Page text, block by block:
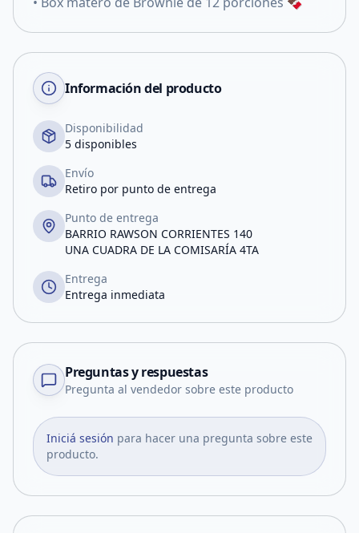
Información del producto
Disponibilidad
5 disponibles
Envío
Retiro por punto de entrega
Punto de entrega
BARRIO RAWSON CORRIENTES 140
UNA CUADRA DE LA COMISARÍA 4TA
Entrega
Entrega inmediata
Preguntas y respuestas
Pregunta al vendedor sobre este producto
Iniciá sesión para hacer una pregunta sobre este
producto.